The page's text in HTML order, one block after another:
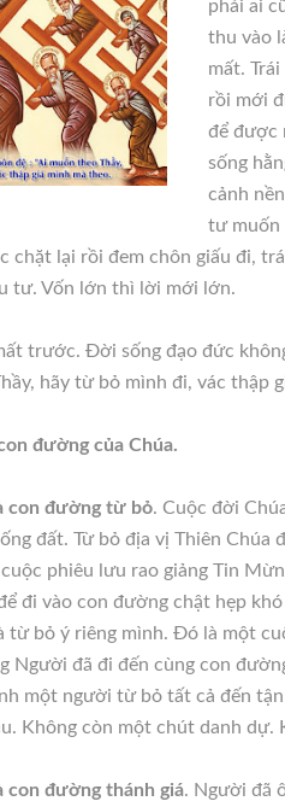
phải ai
thu vào
mất.
rồi mới
để được
sống
cảnh
tư muốn
chặt lại rồi đem chôn giấu đi,
tư. Vốn lớn thì lời mới lớn.
trước. Đời sống đạo đức
hãy từ bỏ mình đi, vác thập
đường của Chúa.
con đường từ bỏ. Cuộc đời
đất. Từ bỏ địa vị Thiên Chúa
phiêu lưu rao giảng Tin
đi vào con đường chật hẹp
từ bỏ ý riêng mình. Đó là một
Người đã đi đến cùng con
một người từ bỏ tất cả đến
Không còn một chút danh dự.
con đường thánh giá. Người đã